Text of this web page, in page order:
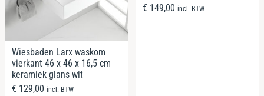
Wiesbaden Larx waskom
vierkant 46 x 46 x 16,5 cm
keramiek glans wit
€ 129,00 incl. BTW
€ 149,00 incl. BTW